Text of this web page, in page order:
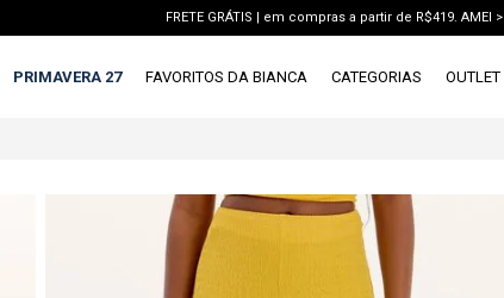
FRETE GRÁTIS | em compras a partir de R$419. AMEI >
PRIMAVERA 27 FAVORITOS DA BIANCA CATEGORIAS OUTLET
vestido
º
blusa